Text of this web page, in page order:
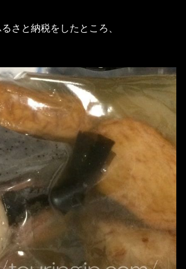
さと納税をしたところ、